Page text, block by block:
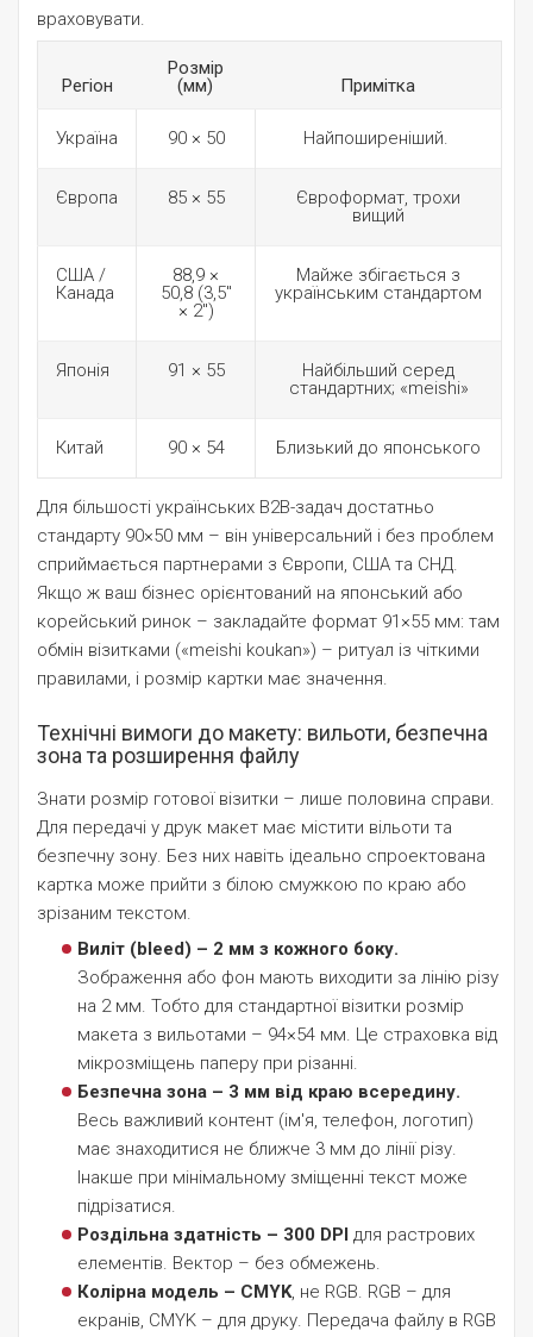
враховувати.
Регіон
Розмір
(мм)
Примітка
Україна 90 × 50 Найпоширеніший.
Європа 85 × 55
Євроформат, трохи
вищий
США /
Канада
88,9 ×
50,8 (3,5″
× 2″)
Майже збігається з
українським стандартом
Японія 91 × 55
Найбільший серед
стандартних; «meishi»
Китай 90 × 54 Близький до японського
Для більшості українських B2B-задач достатньо
стандарту 90×50 мм – він універсальний і без проблем
сприймається партнерами з Європи, США та СНД.
Якщо ж ваш бізнес орієнтований на японський або
корейський ринок – закладайте формат 91×55 мм: там
обмін візитками («meishi koukan») – ритуал із чіткими
правилами, і розмір картки має значення.
Технічні вимоги до макету: вильоти, безпечна
зона та розширення файлу
Знати розмір готової візитки – лише половина справи.
Для передачі у друк макет має містити вільоти та
безпечну зону. Без них навіть ідеально спроектована
картка може прийти з білою смужкою по краю або
зрізаним текстом.
Виліт (bleed) – 2 мм з кожного боку.
Зображення або фон мають виходити за лінію різу
на 2 мм. Тобто для стандартної візитки розмір
макета з вильотами – 94×54 мм. Це страховка від
мікрозміщень паперу при різанні.
Безпечна зона – 3 мм від краю всередину.
Весь важливий контент (ім'я, телефон, логотип)
має знаходитися не ближче 3 мм до лінії різу.
Інакше при мінімальному зміщенні текст може
підрізатися.
Роздільна здатність – 300 DPI для растрових
елементів. Вектор – без обмежень.
Колірна модель – CMYK, не RGB. RGB – для
екранів, CMYK – для друку. Передача файлу в RGB